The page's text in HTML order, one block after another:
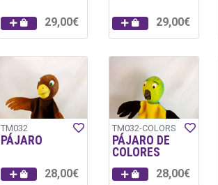
29,00€ 29,00€
TM032
PÁJARO
28,00€
TM032-COLORS
PÁJARO DE
COLORES
28,00€